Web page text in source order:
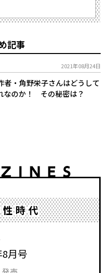
記事
2021年08月24日
者・角野栄子さんはどうして
なのか！ その秘密は？
時代
月号